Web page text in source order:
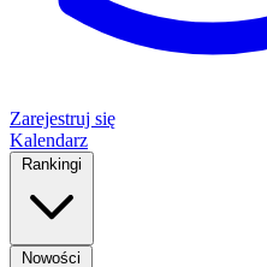
Zarejestruj się
Kalendarz
Rankingi
Nowości